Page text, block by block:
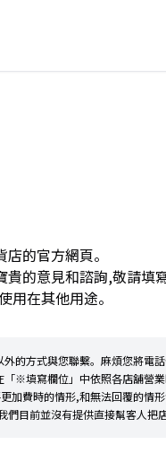
的官方網頁。
的意見和諮詢,敬請
用在其他用途。
的方式與您聯繫。麻煩您將電話
※填寫欄位」中依照各店舖營
加費時的情形,和無法回覆的情形
們目前並沒有提供直接幫客人